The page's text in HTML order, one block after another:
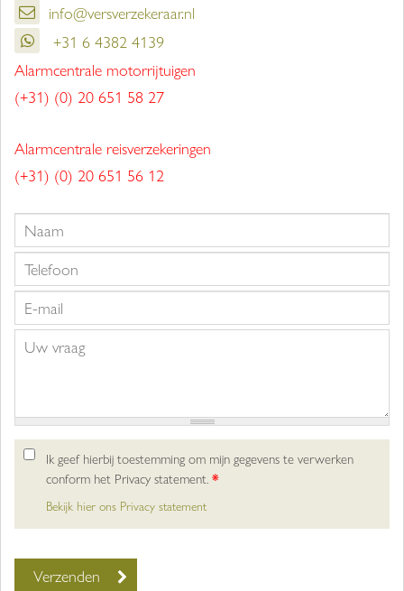
info@versverzekeraar.nl
+31 6 4382 4139
Alarmcentrale motorrijtuigen
(+31) (0) 20 651 58 27
Alarmcentrale reisverzekeringen
(+31) (0) 20 651 56 12
Ik geef hierbij toestemming om mijn gegevens te verwerken
conform het Privacy statement.*
Bekijk hier ons Privacy statement